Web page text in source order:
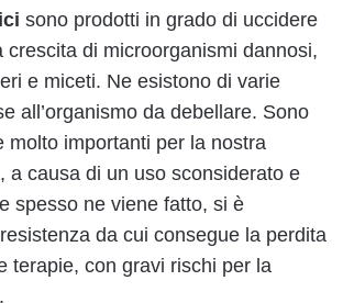
sono prodotti in grado di uccidere
crescita di microorganismi dannosi,
e miceti. Ne esistono di varie
all’organismo da debellare. Sono
molto importanti per la nostra
a causa di un uso sconsiderato e
spesso ne viene fatto, si è
da cui consegue la perdita
terapie, con gravi rischi per la